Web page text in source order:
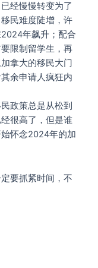
经慢慢转变为了
民难度陡增，许
年飙升；配合
限制留学生，再
拿大的移民大门
余申请人疯狂内
政策总是从松到
很高了，但是谁
怀念2024年的加
要抓紧时间，不